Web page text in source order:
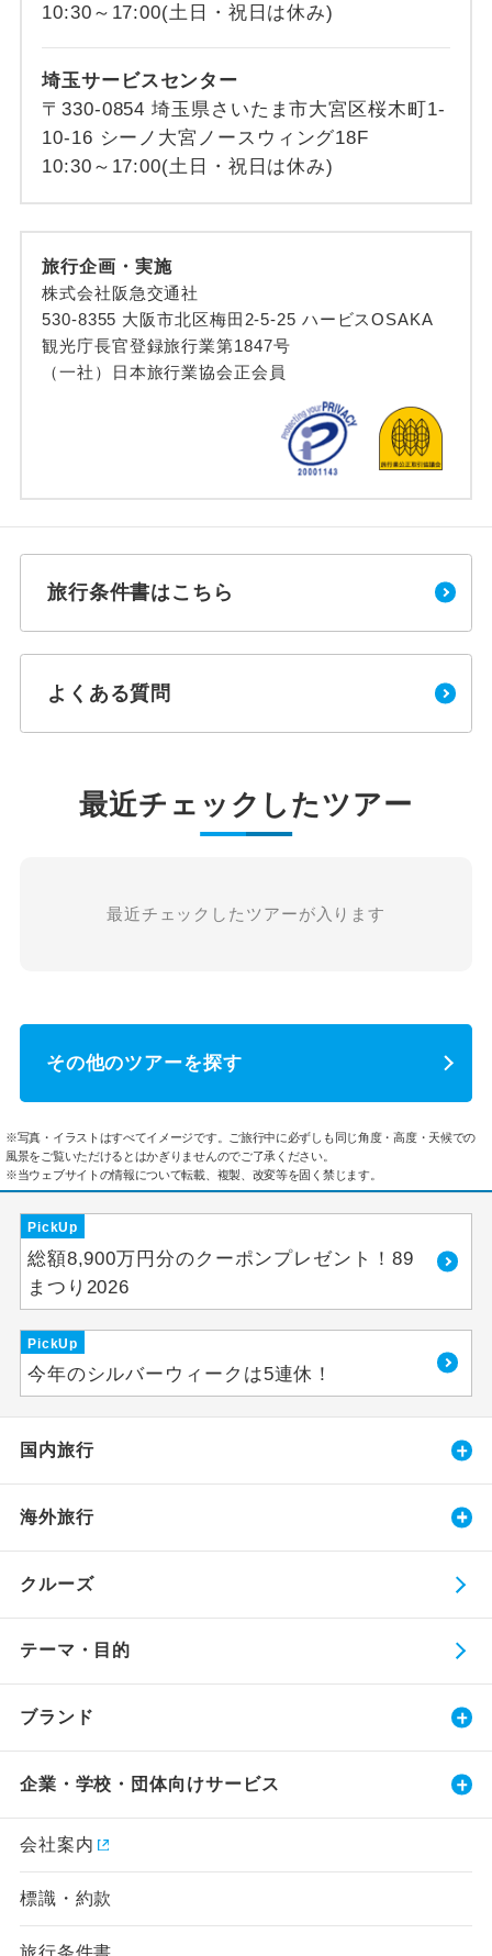
10:30～17:00(土日・祝日は休み)
埼玉サービスセンター
〒330-0854 埼玉県さいたま市大宮区桜木町1-
10-16 シーノ大宮ノースウィング18F
10:30～17:00(土日・祝日は休み)
旅行企画・実施
株式会社阪急交通社
530-8355 大阪市北区梅田2-5-25 ハービスOSAKA
観光庁長官登録旅行業第1847号
（一社）日本旅行業協会正会員
旅行条件書はこちら
よくある質問
最近チェックしたツアー
最近チェックしたツアーが入ります
その他のツアーを探す
※写真・イラストはすべてイメージです。ご旅行中に必ずしも同じ角度・高度・天候での
風景をご覧いただけるとはかぎりませんのでご了承ください。
※当ウェブサイトの情報について転載、複製、改変等を固く禁じます。
PickUp
総額8,900万円分のクーポンプレゼント！89
まつり2026
PickUp
今年のシルバーウィークは5連休！
国内旅行
海外旅行
クルーズ
テーマ・目的
ブランド
企業・学校・団体向けサービス
会社案内
標識・約款
旅行条件書